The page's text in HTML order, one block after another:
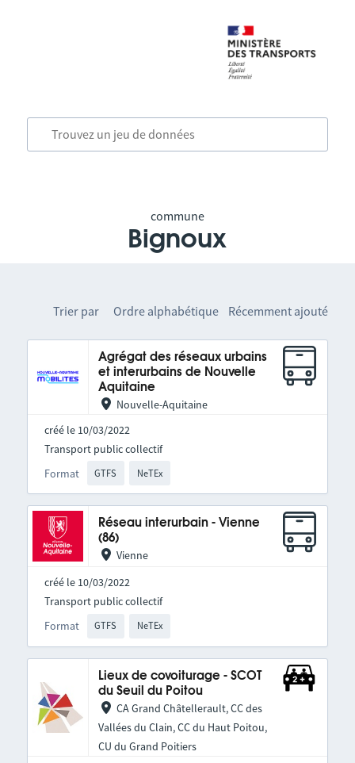
commune
Bignoux
Trier par Ordre alphabétique Récemment ajouté
Agrégat des réseaux urbains
et interurbains de Nouvelle
Aquitaine
Nouvelle-Aquitaine
créé le 10/03/2022
Format GTFS NeTEx
Transport public collectif
Réseau interurbain - Vienne
(86)
Vienne
créé le 10/03/2022
Format GTFS NeTEx
Transport public collectif
Lieux de covoiturage - SCOT
du Seuil du Poitou
CA Grand Châtellerault, CC des
Vallées du Clain, CC du Haut Poitou,
CU du Grand Poitiers